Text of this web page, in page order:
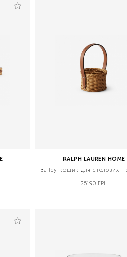
RALPH LAUREN HOME
Bailey кошик для столових
25190 ГРН